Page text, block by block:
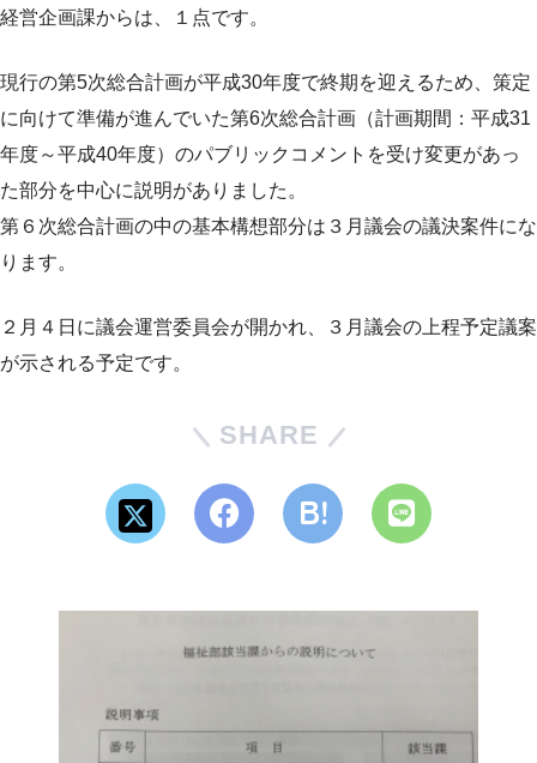
経営企画課からは、１点です。
現行の第5次総合計画が平成30年度で終期を迎えるため、策定
に向けて準備が進んでいた第6次総合計画（計画期間：平成31
年度～平成40年度）のパブリックコメントを受け変更があっ
た部分を中心に説明がありました。
第６次総合計画の中の基本構想部分は３月議会の議決案件にな
ります。
２月４日に議会運営委員会が開かれ、３月議会の上程予定議案
が示される予定です。
SHARE